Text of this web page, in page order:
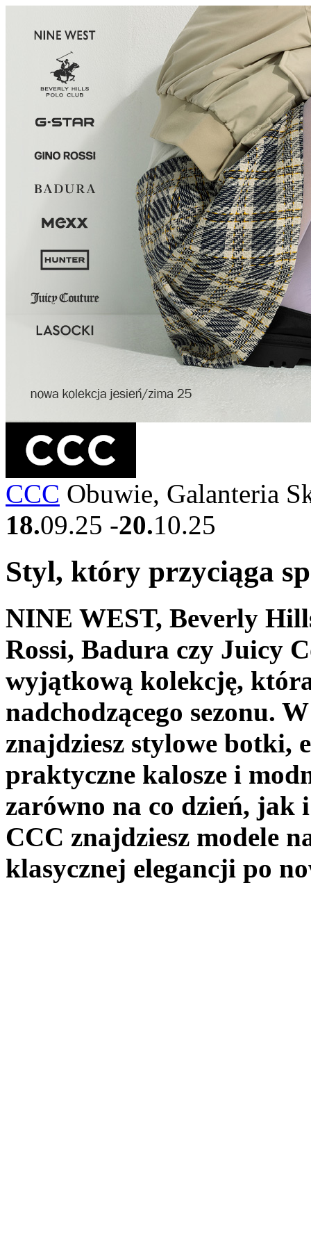
CCC Obuwie, Galanteria
18.09.25 -20.10.25
Styl, który przyciąga
NINE WEST, Beverly
Rossi, Badura czy Juicy
wyjątkową kolekcję,
nadchodzącego sezonu.
znajdziesz stylowe botki,
praktyczne kalosze i
zarówno na co dzień,
CCC znajdziesz modele
klasycznej elegancji po